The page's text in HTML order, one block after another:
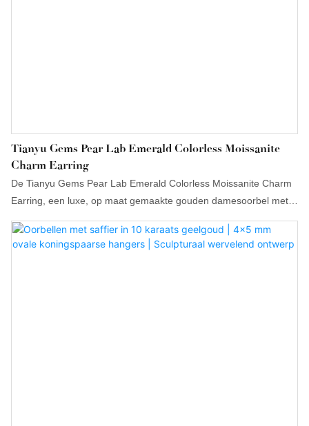
Tianyu Gems Pear Lab Emerald Colorless Moissanite
Charm Earring
De Tianyu Gems Pear Lab Emerald Colorless Moissanite Charm
Earring, een luxe, op maat gemaakte gouden damesoorbel met
parelmoerglans, biedt uitstekende prestaties en kwaliteit. Dankzij
deze sieraden heeft het merk het vertrouwen en de steun van
klanten gewonnen en geniet het een steeds grotere erkenning en